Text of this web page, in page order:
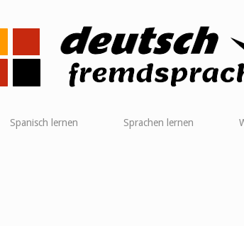
Spanisch lernen Sprachen lernen